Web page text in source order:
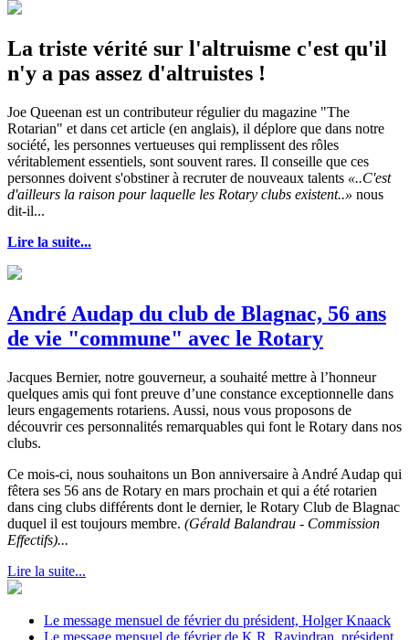
La triste vérité sur l'altruisme c'est qu'il
n'y a pas assez d'altruistes !
Joe Queenan est un contributeur régulier du magazine "The
Rotarian" et dans cet article (en anglais), il déplore que dans notre
société, les personnes vertueuses qui remplissent des rôles
véritablement essentiels, sont souvent rares. Il conseille que ces
personnes doivent s'obstiner à recruter de nouveaux talents «..C'est
d'ailleurs la raison pour laquelle les Rotary clubs existent..» nous
dit-il...
Lire la suite...
André Audap du club de Blagnac, 56 ans
de vie "commune" avec le Rotary
Jacques Bernier, notre gouverneur, a souhaité mettre à l’honneur
quelques amis qui font preuve d’une constance exceptionnelle dans
leurs engagements rotariens. Aussi, nous vous proposons de
découvrir ces personnalités remarquables qui font le Rotary dans nos
clubs.
Ce mois-ci, nous souhaitons un Bon anniversaire à André Audap qui
fêtera ses 56 ans de Rotary en mars prochain et qui a été rotarien
dans cing clubs différents dont le dernier, le Rotary Club de Blagnac
duquel il est toujours membre. (Gérald Balandrau - Commission
Effectifs)...
Lire la suite...
Le message mensuel de février du président, Holger Knaack
Le message mensuel de février de K.R. Ravindran, président